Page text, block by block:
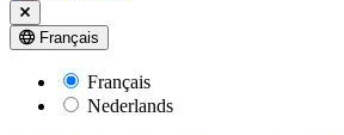
Français
Français
Nederlands